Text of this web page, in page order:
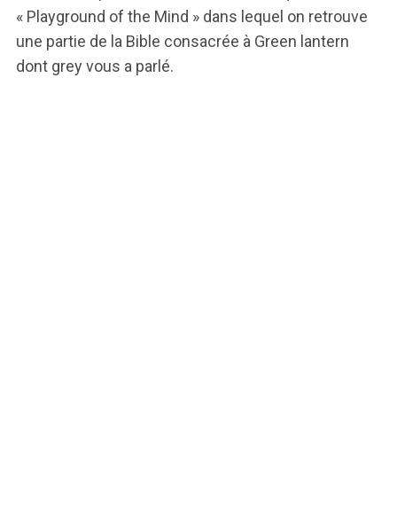
« Playground of the Mind » dans lequel on retrouve
une partie de la Bible consacrée à Green lantern
dont grey vous a parlé.